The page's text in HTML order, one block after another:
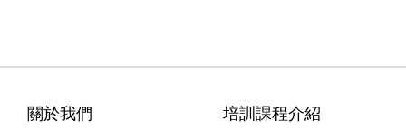
關於我們
培訓課程介紹